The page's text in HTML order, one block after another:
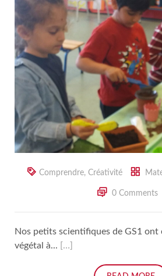
Comprendre, Créativité
0 Comments
Nos petits scientifiques de GS1 ont
végétal à... […]